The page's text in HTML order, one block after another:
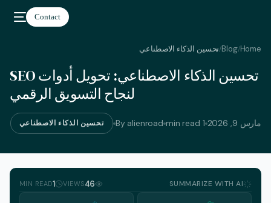
Contact
Home
/
Blog
/تحسين الذكاء الاصطناعي
تحسين الذكاء الاصطناعي: تحويل أدوات SEO
لنجاح التسويق الرقمي
مارس 9, 2026 1 min read
By alienroad تحسين الذكاء الاصطناعي
SUMMARIZE WITH AI
46
VIEWS
1
MIN READ
العربية